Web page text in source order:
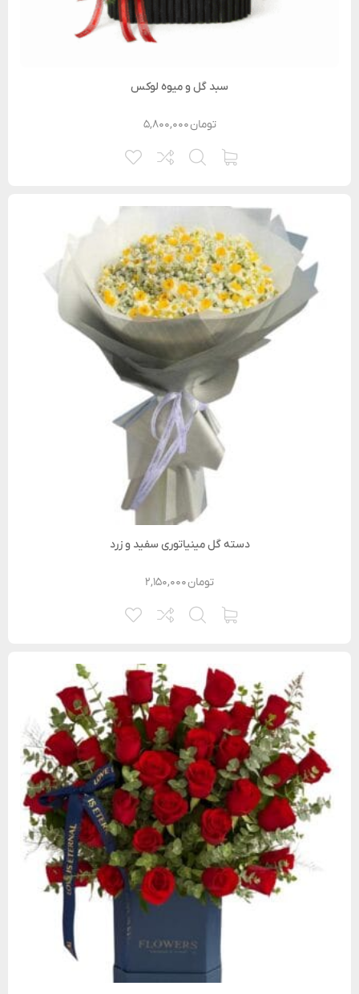
سبد گل و میوه لوکس
۵,۸۰۰,۰۰۰تومان
دسته گل مینیاتوری سفید و زرد
۲,۱۵۰,۰۰۰تومان